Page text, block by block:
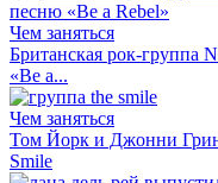
Чем заняться
Британская рок-группа
«Be a...
Чем заняться
Том Йорк и Джонни
Smile